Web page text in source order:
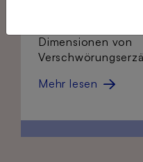
Rumour erklärt
politische und
Dimensionen von
Mehr lesen